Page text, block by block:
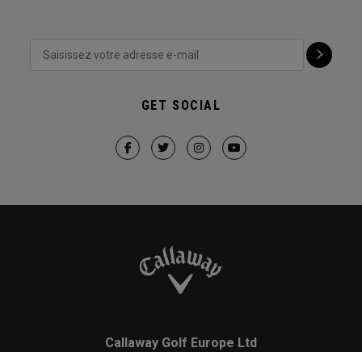
GET SOCIAL
Callaway Golf Europe Ltd